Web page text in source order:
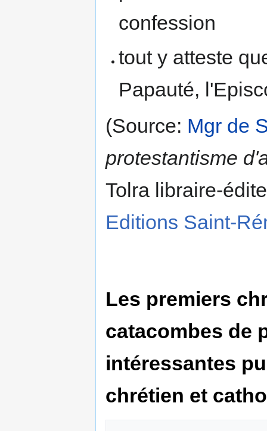
confession
tout y atteste
Papauté,
(Source: Mgr de
protestantisme
Tolra libraire-
Editions Saint-
Les premiers
catacombes de
intéressantes
chrétien et